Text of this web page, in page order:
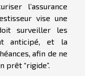
l’assurance
vise une
surveiller les
anticipé, et la
afin de ne
prêt “rigide”.